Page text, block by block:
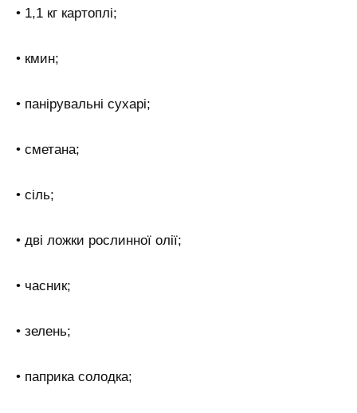
• 1,1 кг картоплі;
• кмин;
• панірувальні сухарі;
• сметана;
• сіль;
• дві ложки рослинної олії;
• часник;
• зелень;
• паприка солодка;